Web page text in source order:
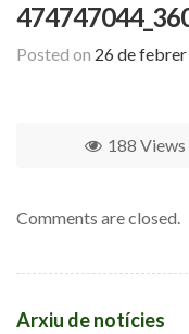
Posted on 26 de
188 Views
Comments are closed.
Arxiu de notícies